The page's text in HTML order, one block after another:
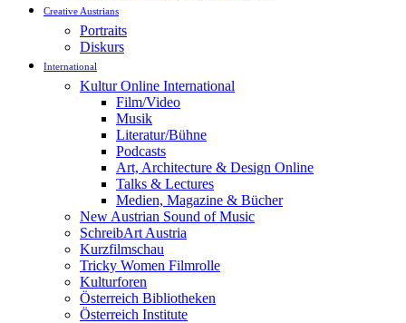
Creative Austrians
Portraits
Diskurs
International
Kultur Online International
Film/Video
Musik
Literatur/Bühne
Podcasts
Art, Architecture & Design Online
Talks & Lectures
Medien, Magazine & Bücher
New Austrian Sound of Music
SchreibArt Austria
Kurzfilmschau
Tricky Women Filmrolle
Kulturforen
Österreich Bibliotheken
Österreich Institute